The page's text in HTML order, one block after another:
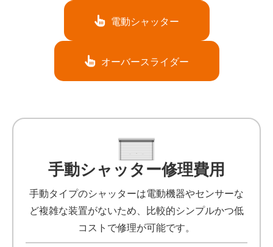
電動シャッター
オーバースライダー
手動シャッター修理費用
手動タイプのシャッターは電動機器やセンサーな
ど複雑な装置がないため、比較的シンプルかつ低
コストで修理が可能です。